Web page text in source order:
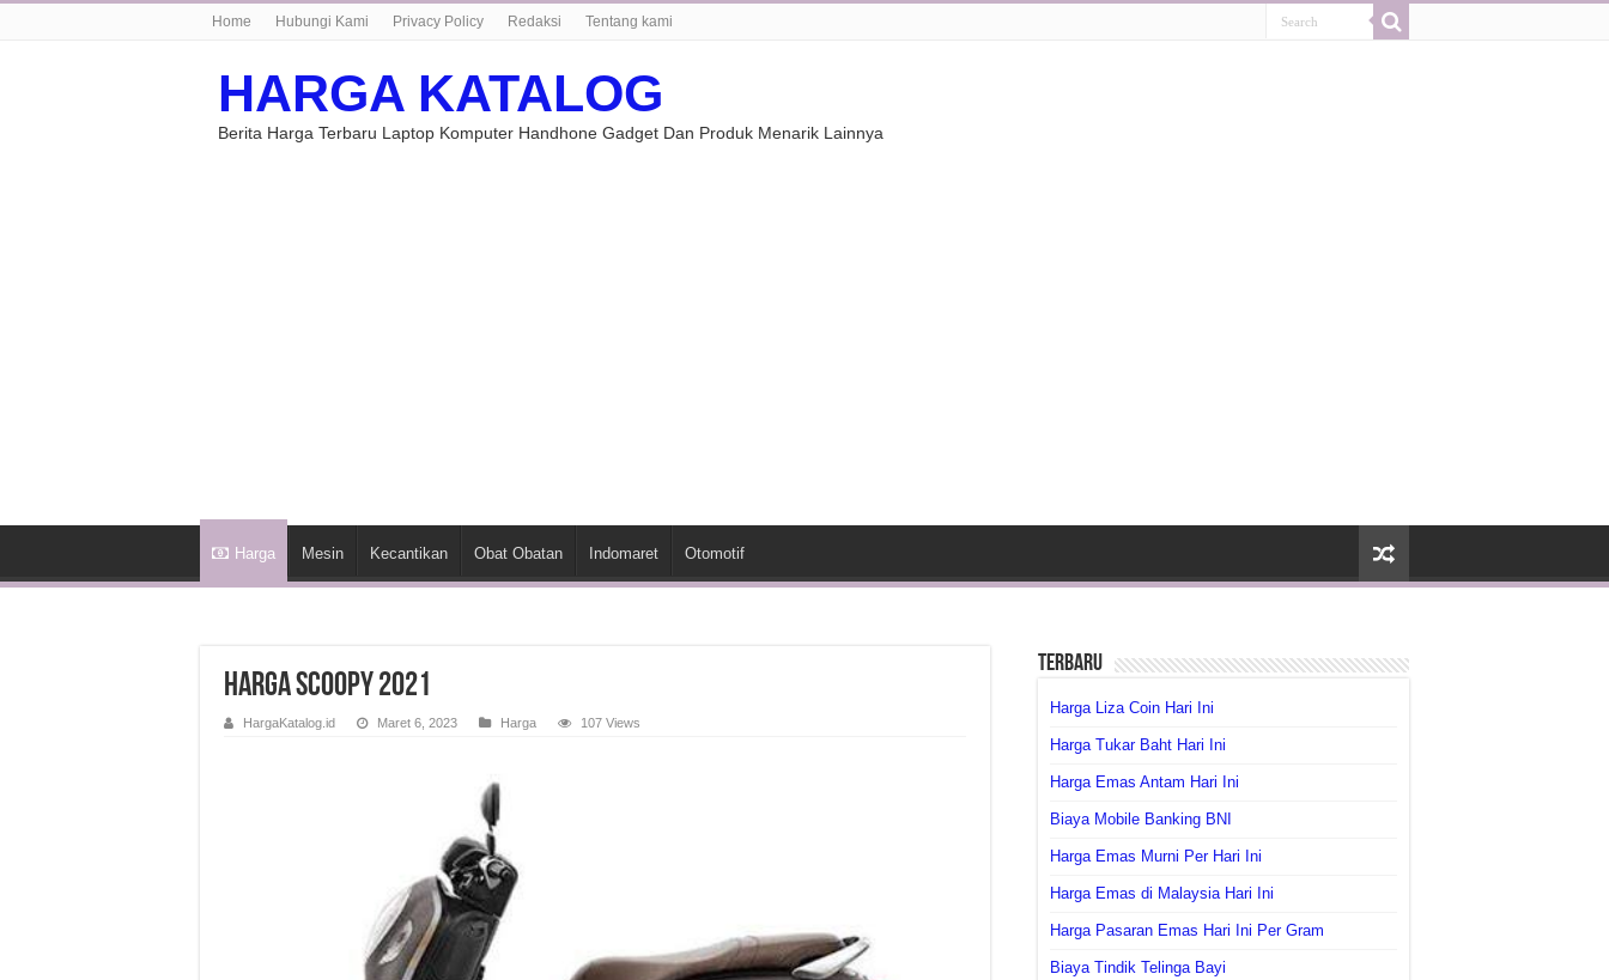
Home Hubungi Kami Privacy Policy Redaksi Tentang kami
HARGA KATALOG
Berita Harga Terbaru Laptop Komputer Handhone Gadget Dan Produk Menarik Lainnya
Harga Mesin Kecantikan Obat Obatan Indomaret Otomotif
Harga Scoopy 2021
HargaKatalog.id Maret 6, 2023 Harga 107 Views
Terbaru
Harga Liza Coin Hari Ini
Harga Tukar Baht Hari Ini
Harga Emas Antam Hari Ini
Biaya Mobile Banking BNI
Harga Emas Murni Per Hari Ini
Harga Emas di Malaysia Hari Ini
Harga Pasaran Emas Hari Ini Per Gram
Biaya Tindik Telinga Bayi